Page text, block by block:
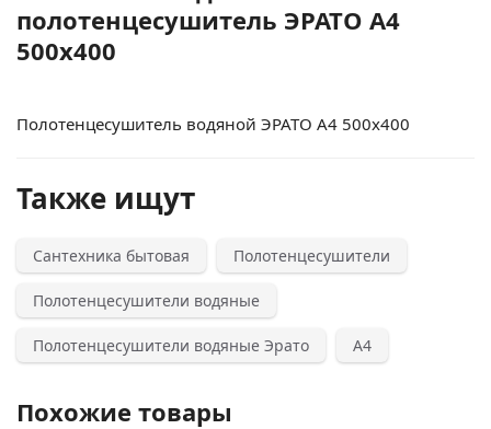
полотенцесушитель ЭРАТО А4
500x400
Полотенцесушитель водяной ЭРАТО А4 500x400
Также ищут
Сантехника бытовая Полотенцесушители
Полотенцесушители водяные
Полотенцесушители водяные Эрато А4
Похожие товары